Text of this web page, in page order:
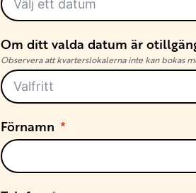
Om ditt valda datum är
Observera att kvarterslokalerna inte kan bokas
Förnamn